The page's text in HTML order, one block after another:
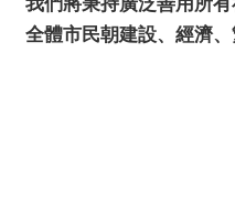
全體市民朝建設、經濟